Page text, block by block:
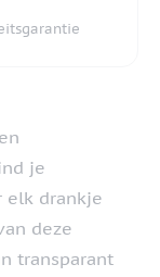
je
elk drankje
deze
transparant